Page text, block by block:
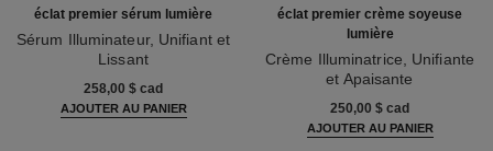
éclat premier sérum lumière
Sérum Illuminateur, Unifiant et
Lissant
258,00 $ cad
AJOUTER AU PANIER
éclat premier crème soyeuse
lumière
Crème Illuminatrice, Unifiante
et Apaisante
250,00 $ cad
AJOUTER AU PANIER